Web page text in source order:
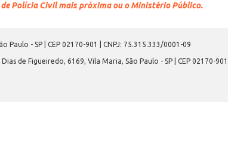
Polícia Civil mais próxima ou o Ministério Público.
- SP | CEP 02170-901 | CNPJ: 75.315.333/0001-09
de Figueiredo, 6169, Vila Maria, São Paulo - SP | CEP 02170-901